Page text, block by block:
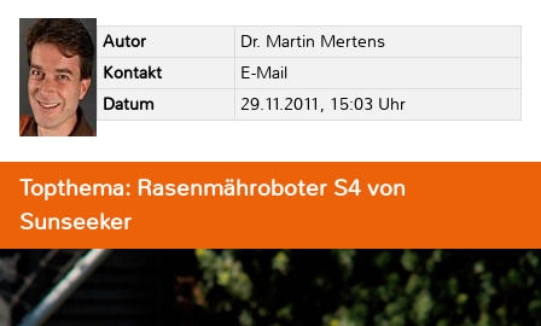
Autor
Dr. Martin Mertens
Kontakt
E-Mail
Datum
29.11.2011, 15:03 Uhr
Topthema: Rasenmähroboter S4 von
Sunseeker